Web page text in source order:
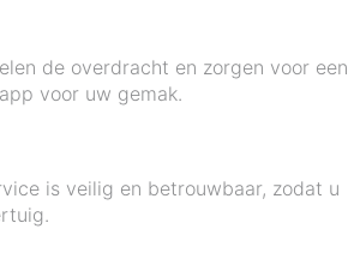
de overdracht en zorgen voor een
voor uw gemak.
is veilig en betrouwbaar, zodat u